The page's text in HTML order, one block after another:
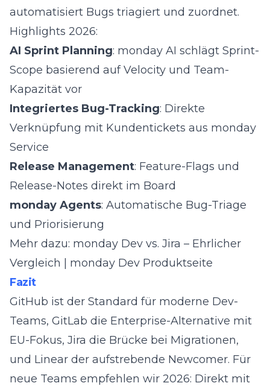
automatisiert Bugs triagiert und zuordnet.
Highlights 2026:
AI Sprint Planning: monday AI schlägt Sprint-
Scope basierend auf Velocity und Team-
Kapazität vor
Integriertes Bug-Tracking: Direkte
Verknüpfung mit Kundentickets aus monday
Service
Release Management: Feature-Flags und
Release-Notes direkt im Board
monday Agents: Automatische Bug-Triage
und Priorisierung
Mehr dazu: monday Dev vs. Jira – Ehrlicher
Vergleich
monday Dev Produktseite
Fazit
GitHub ist der Standard für moderne Dev-
Teams, GitLab die Enterprise-Alternative mit
EU-Fokus, Jira die Brücke bei Migrationen,
und Linear der aufstrebende Newcomer. Für
neue Teams empfehlen wir 2026: Direkt mit